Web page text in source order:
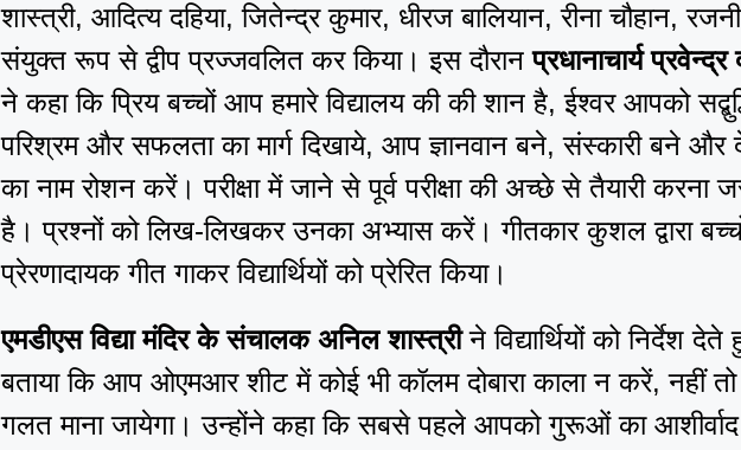
शास्त्री, आदित्य दहिया, जितेन्द्र कुमार, धीरज बालियान, रीना चौहान,
संयुक्त रूप से द्वीप प्रज्जवलित कर किया। इस दौरानप्रधानाचार्य प्रवेन्द्र
ने कहा कि प्रिय बच्चों आप हमारे विद्यालय की की शान है, ईश्वर आपको
परिश्रम और सफलता का मार्ग दिखाये, आप ज्ञानवान बने, संस्कारी बने और
का नाम रोशन करें। परीक्षा में जाने से पूर्व परीक्षा की अच्छे से तैयारी करना
है। प्रश्नों को लिख-लिखकर उनका अभ्यास करें। गीतकार कुशल द्वारा
प्रेरणादायक गीत गाकर विद्यार्थियों को प्रेरित किया।
एमडीएस विद्या मंदिर के संचालक अनिल शास्त्रीने विद्यार्थियों को निर्देश देते
बताया कि आप ओएमआर शीट में कोई भी कॉलम दोबारा काला न करें, नहीं
गलत माना जायेगा। उन्होंने कहा कि सबसे पहले आपको गुरूओं का